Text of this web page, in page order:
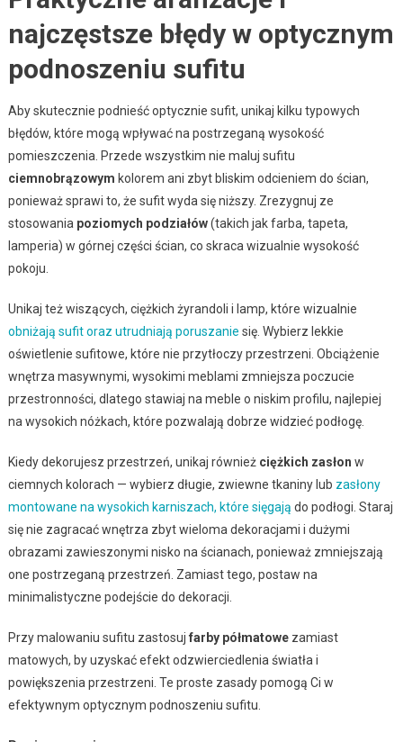
najczęstsze błędy w optycznym
podnoszeniu sufitu
Aby skutecznie podnieść optycznie sufit, unikaj kilku typowych
błędów, które mogą wpływać na postrzeganą wysokość
pomieszczenia. Przede wszystkim nie maluj sufitu
ciemnobrązowym kolorem ani zbyt bliskim odcieniem do ścian,
ponieważ sprawi to, że sufit wyda się niższy. Zrezygnuj ze
stosowania poziomych podziałów(takich jak farba, tapeta,
lamperia) w górnej części ścian, co skraca wizualnie wysokość
pokoju.
Unikaj też wiszących, ciężkich żyrandoli i lamp, które wizualnie
obniżają sufit oraz utrudniają poruszanie się. Wybierz lekkie
oświetlenie sufitowe, które nie przytłoczy przestrzeni. Obciążenie
wnętrza masywnymi, wysokimi meblami zmniejsza poczucie
przestronności, dlatego stawiaj na meble o niskim profilu, najlepiej
na wysokich nóżkach, które pozwalają dobrze widzieć podłogę.
Kiedy dekorujesz przestrzeń, unikaj również ciężkich zasłon w
ciemnych kolorach — wybierz długie, zwiewne tkaniny lub zasłony
montowane na wysokich karniszach, które sięgają do podłogi. Staraj
się nie zagracać wnętrza zbyt wieloma dekoracjami i dużymi
obrazami zawieszonymi nisko na ścianach, ponieważ zmniejszają
one postrzeganą przestrzeń. Zamiast tego, postaw na
minimalistyczne podejście do dekoracji.
Przy malowaniu sufitu zastosuj farby półmatowezamiast
matowych, by uzyskać efekt odzwierciedlenia światła i
powiększenia przestrzeni. Te proste zasady pomogą Ci w
efektywnym optycznym podnoszeniu sufitu.